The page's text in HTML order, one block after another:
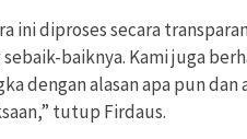
ini diproses secara
baiknya. Kami juga
dengan alasan apa pun
tutup Firdaus.